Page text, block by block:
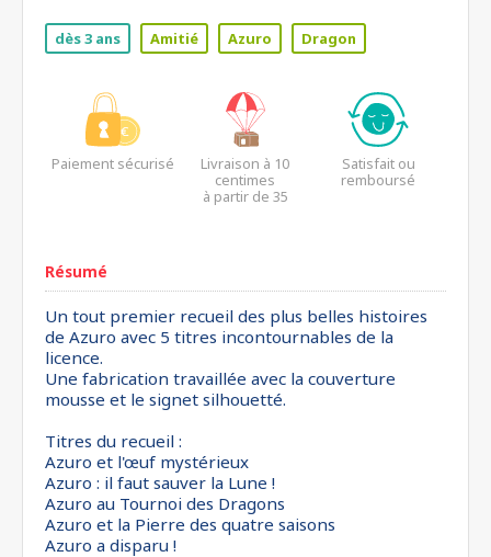
dès 3 ans Amitié Azuro Dragon
Paiement sécurisé
Livraison à 10
centimes
à partir de 35
Satisfait ou
remboursé
Résumé
Un tout premier recueil des plus belles histoires
de Azuro avec 5 titres incontournables de la
licence.
Une fabrication travaillée avec la couverture
mousse et le signet silhouetté.
Titres du recueil :
Azuro et l'œuf mystérieux
Azuro : il faut sauver la Lune !
Azuro au Tournoi des Dragons
Azuro et la Pierre des quatre saisons
Azuro a disparu !